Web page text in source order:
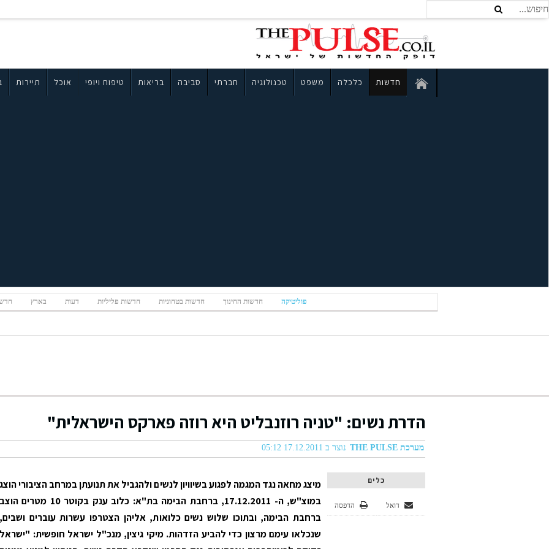
חדשות כלכלה משפט טכנולוגיה חברתי סביבה בריאות טיפוח ויופי אוכל תיירות
פוליטיקה חדשות החינוך חדשות בטחוניות חדשות פליליות דעות בארץ
הדרת נשים: "טניה רוזנבליט היא רוזה פארקס הישראלית"
מערכת THE PULSE נוצר ב 17.12.2011 05:12
כלים
הדפסה דואל
מיצג מחאה נגד המגמה לפגוע בשיוויון לנשים ולהגביל את תנועתן במרחב הציבורי הוצג
במוצ"ש, ה- 17.12.2011, ברחבת הבימה בת"א: כלוב ענק בקוטר 10 מטרים הוצב
ברחבת הבימה, ובתוכו שלוש נשים כלואות, אליהן הצטרפו עשרות עוברים ושבים,
שנכלאו עימם מרצון כדי להביע הזדהות. מיקי גיצין, מנכ"ל ישראל חופשית: "ישראל